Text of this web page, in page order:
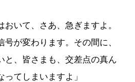
おいて、さあ、急ぎますよ。
が変わります。その間に、
と、皆さまも、交差点の真ん
てしまいますよ」